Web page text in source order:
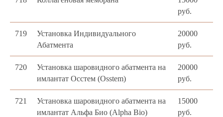
руб.
719
Установка Индивидуального
Абатмента
20000
руб.
720
Установка шаровидного абатмента на
имлантат Осстем (Osstem)
20000
руб.
721
Установка шаровидного абатмента на
имлантат Альфа Био (Alpha Bio)
15000
руб.